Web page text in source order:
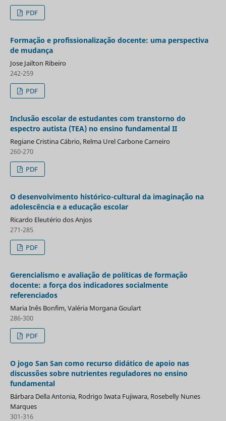
PDF
Formação e profissionalização docente: uma perspectiva
de mudança
Jose Jailton Ribeiro
242-259
PDF
Inclusão escolar de estudantes com transtorno do
espectro autista (TEA) no ensino fundamental II
Regiane Cristina Cábrio, Relma Urel Carbone Carneiro
260-270
PDF
O desenvolvimento histórico-cultural da imaginação na
adolescência e a educação escolar
Ricardo Eleutério dos Anjos
271-285
PDF
Gerencialismo e avaliação de políticas de formação
docente: a força dos indicadores socialmente
referenciados
Maria Inês Bonfim, Valéria Morgana Goulart
286-300
PDF
O jogo San San como recurso didático de apoio nas
discussões sobre nutrientes reguladores no ensino
fundamental
Bárbara Della Antonia, Rodrigo Iwata Fujiwara, Rosebelly Nunes
Marques
301-316